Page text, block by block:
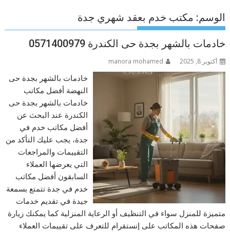
الوسم: مكتب خدم بعقد شهري جدة
خادمات بالشهر بجدة حى الكندرة 0571400979
أكتوبر 8, 2025 manora mohamed
خادمات بالشهر بجدة حى
النهضة أفضل مكاتب
خادمات بالشهر بجدة حى
الكندرة عند البحث عن
أفضل مكاتب خدم في
جدة، يجب عليك التأكد من
التقييمات والمراجعات
التي يعرضها العملاء
السابقون أفضل مكاتب
خدم في جدة تتمتع بسمعة
جيدة في تقديم خدمات
متميزة للمنزل سواء في التنظيف أو الرعاية المنزلية كما يمكنك زيارة
صفحات هذه المكاتب على إنستقرام للتعرف على تقييمات العملاء